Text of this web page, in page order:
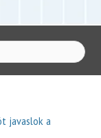
javaslok a